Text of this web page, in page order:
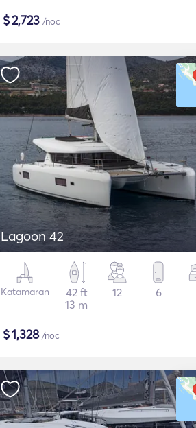
$2,723 /noc
Lagoon 42
Katamaran
42 ft
13 m
12 6
$1,328/noc